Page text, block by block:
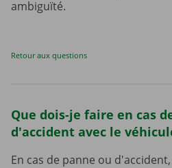
ambiguïté.
Retour aux questions
Que dois-je faire en cas
d'accident avec le
En cas de panne ou